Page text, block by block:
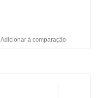
Adicionar à comparação